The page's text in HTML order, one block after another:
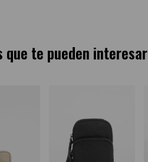
que te pueden interesar